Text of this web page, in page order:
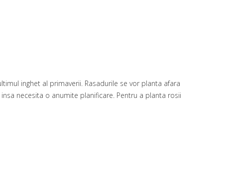
inghet al primaverii. Rasadurile se vor planta afara
necesita o anumite planificare. Pentru a planta rosii